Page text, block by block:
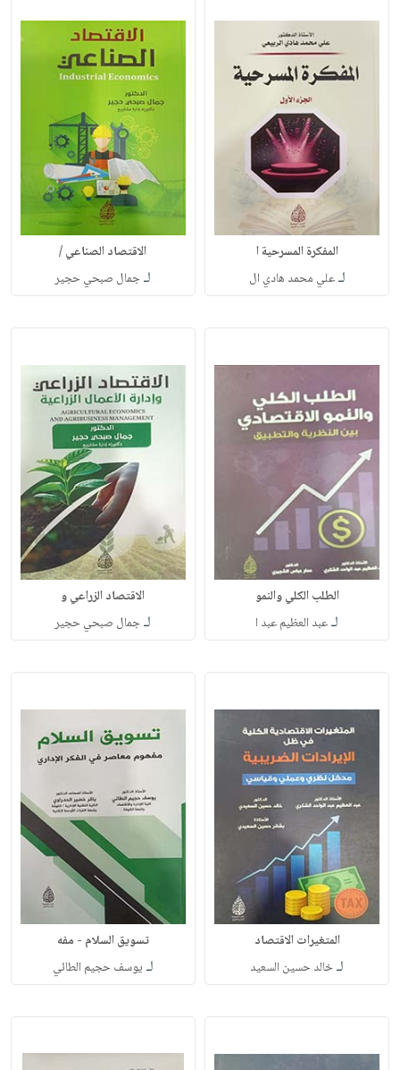
المفكرة المسرحية ا
لـعلي محمد هادي ال
الاقتصاد الصناعي /
لـجمال صبحي حجير
الطلب الكلي والنمو
لـعبد العظيم عبد ا
الاقتصاد الزراعي و
لـجمال صبحي حجير
المتغيرات الاقتصاد
لـخالد حسين السعيد
تسويق السلام - مفه
لـ يوسف حجيم الطائي